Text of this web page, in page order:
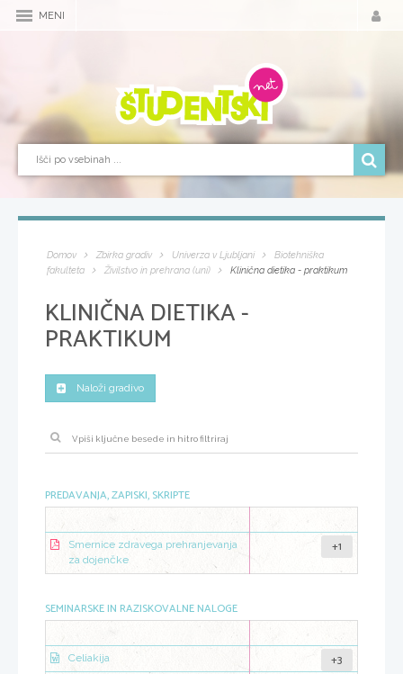
MENI
Domov Zbirka gradiv Univerza v Ljubljani
Biotehniška
fakulteta
Živilstvo in prehrana (uni) Klinična dietika - praktikum
KLINIČNA DIETIKA -
PRAKTIKUM
Naloži gradivo
PREDAVANJA, ZAPISKI, SKRIPTE
Smernice zdravega prehranjevanja
za dojenčke
+1
SEMINARSKE IN RAZISKOVALNE NALOGE
Celiakija +3